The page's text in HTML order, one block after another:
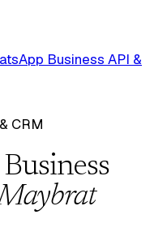
Business API &
CRM